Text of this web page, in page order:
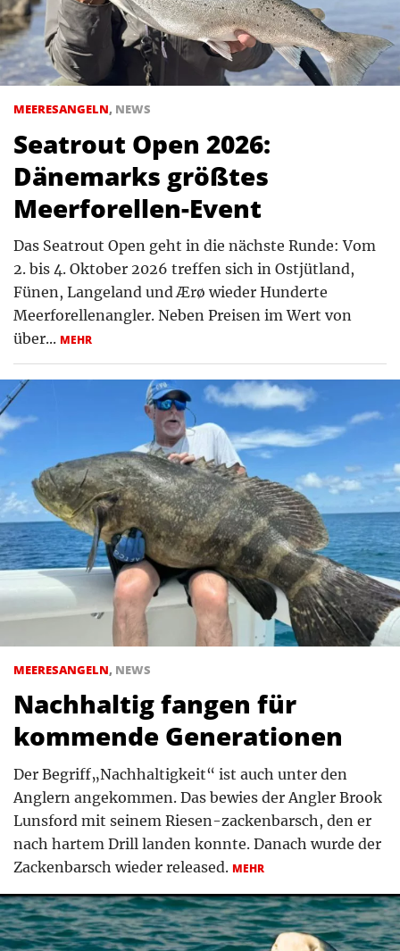
MEERESANGELN, NEWS
Seatrout Open 2026:
Dänemarks größtes
Meerforellen-Event
Das Seatrout Open geht in die nächste Runde: Vom
2. bis 4. Oktober 2026 treffen sich in Ostjütland,
Fünen, Langeland und Ærø wieder Hunderte
Meerforellenangler. Neben Preisen im Wert von
über... MEHR
MEERESANGELN, NEWS
Nachhaltig fangen für
kommende Generationen
Der Begriff„Nachhaltigkeit“ ist auch unter den
Anglern angekommen. Das bewies der Angler Brook
Lunsford mit seinem Riesen-zackenbarsch, den er
nach hartem Drill landen konnte. Danach wurde der
Zackenbarsch wieder released. MEHR